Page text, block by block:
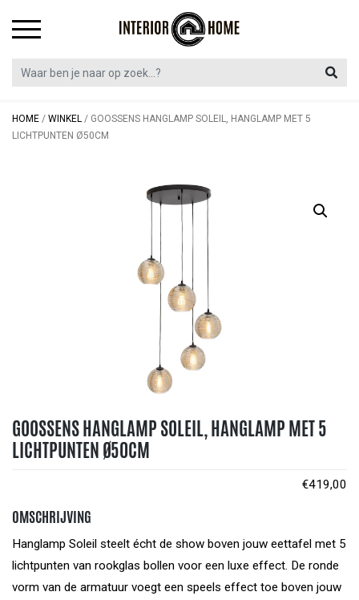
HOME / WINKEL / GOOSSENS HANGLAMP SOLEIL, HANGLAMP MET 5
LICHTPUNTEN Ø50CM
GOOSSENS HANGLAMP SOLEIL, HANGLAMP MET 5
LICHTPUNTEN Ø50CM
€419,00
OMSCHRIJVING
Hanglamp Soleil steelt écht de show boven jouw eettafel met 5
lichtpunten van rookglas bollen voor een luxe effect. De ronde
vorm van de armatuur voegt een speels effect toe boven jouw